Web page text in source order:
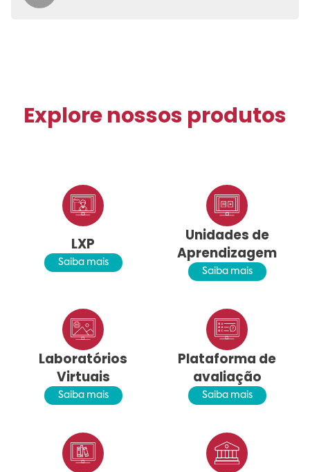
Explore nossos produtos
LXP
Saiba mais
Unidades de
Aprendizagem
Saiba mais
Laboratórios
Virtuais
Saiba mais
Plataforma de
avaliação
Saiba mais